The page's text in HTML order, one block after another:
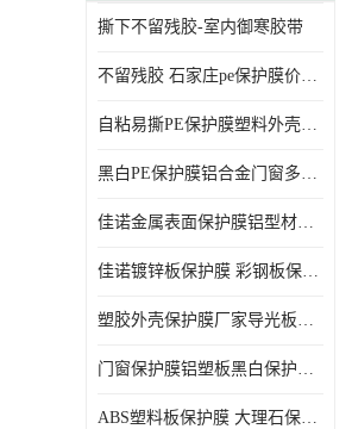
撕下不留残胶-室内御寒胶带
不留残胶 石家庄pe保护膜价格 塑料薄膜
自粘易撕PE保护膜塑料外壳导光板亚克力板膜操作方便
黑白PE保护膜铝合金门窗多种颜色支持定制生产
佳诺金属表面保护膜铝型材保护膜不留残胶铝合金窗框保护胶带
佳诺镀锌板保护膜 彩钢板保护pe保护膜
塑胶外壳保护膜厂家导光板保护膜 铝单板保护膜胶带易撕不留胶
门窗保护膜铝塑板黑白保护膜外墙保温板保护膜
ABS塑料板保护膜 大理石保护膜 缠鱼竿保护膜